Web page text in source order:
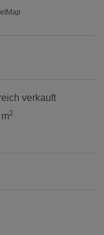
verkauft
2